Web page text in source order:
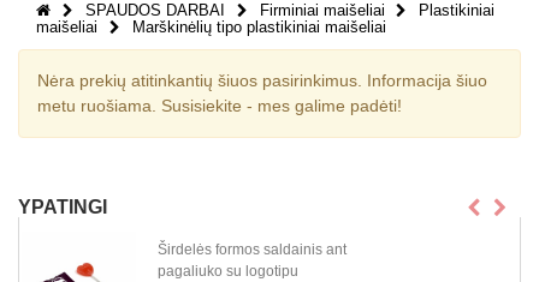
SPAUDOS DARBAI Firminiai maišeliai
Plastikiniai
maišeliai
Marškinėlių tipo plastikiniai maišeliai
Nėra prekių atitinkantių šiuos pasirinkimus. Informacija šiuo
metu ruošiama. Susisiekite - mes galime padėti!
YPATINGI
Širdelės formos saldainis ant
pagaliuko su logotipu